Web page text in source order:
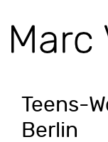
Teens-
Berlin